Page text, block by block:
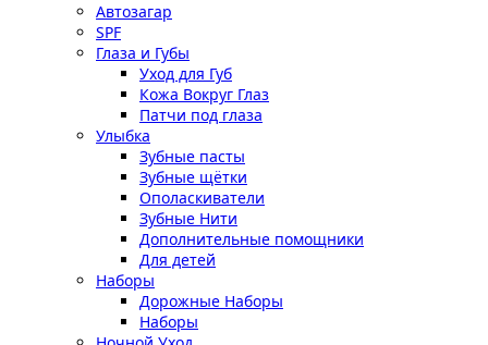
Автозагар
SPF
Глаза и Губы
Уход для Губ
Кожа Вокруг Глаз
Патчи под глаза
Улыбка
Зубные пасты
Зубные щётки
Ополаскиватели
Зубные Нити
Дополнительные помощники
Для детей
Наборы
Дорожные Наборы
Наборы